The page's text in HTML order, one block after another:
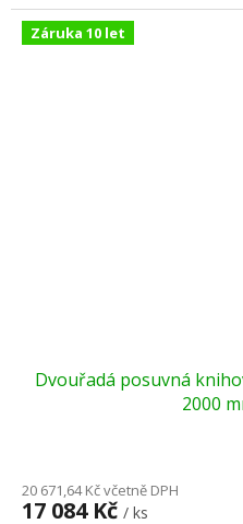
Záruka 10 let
Dvouřadá posuvná
2000
20 671,64 Kč včetně DPH
17 084 Kč / ks